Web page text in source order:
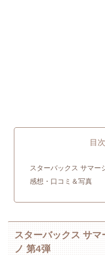
目次
スターバックス サマー
感想・口コミ＆写真
スターバックス サ
ノ 第4弾